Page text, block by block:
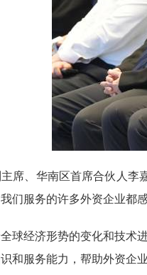
、华南区首席合伙人李
我们服务的许多外资企业都
经济形势的变化和技术进
和服务能力，帮助外资企